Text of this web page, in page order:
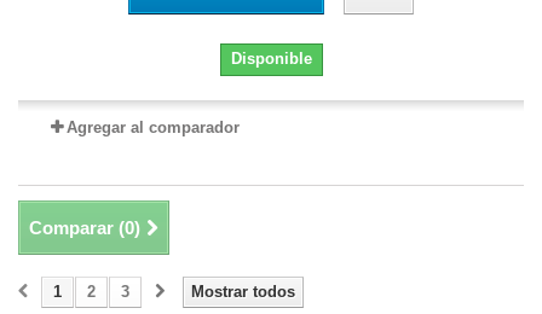
Disponible
Agregar al comparador
Comparar (0)
Mostrar todos
1 2 3